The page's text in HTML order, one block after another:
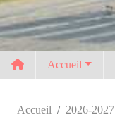
Accueil
Accueil 2026-2027